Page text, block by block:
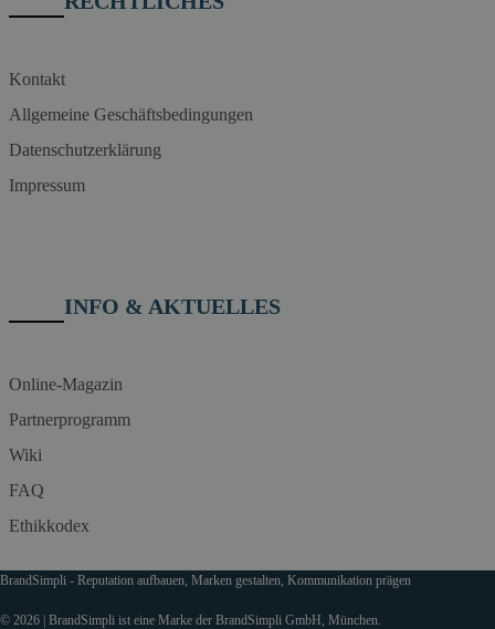
Kontakt
Allgemeine Geschäftsbedingungen
Datenschutzerklärung
Impressum
INFO & AKTUELLES
Online-Magazin
Partnerprogramm
Wiki
FAQ
Ethikkodex
BrandSimpli - Reputation aufbauen, Marken gestalten, Kommunikation prägen
© 2026 | BrandSimpli ist eine Marke der BrandSimpli GmbH, München.